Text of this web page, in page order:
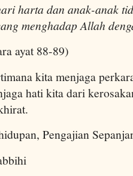
harta dan anak-anak
menghadap Allah
ayat 88-89)
kita menjaga
hati kita dari
Pengajian